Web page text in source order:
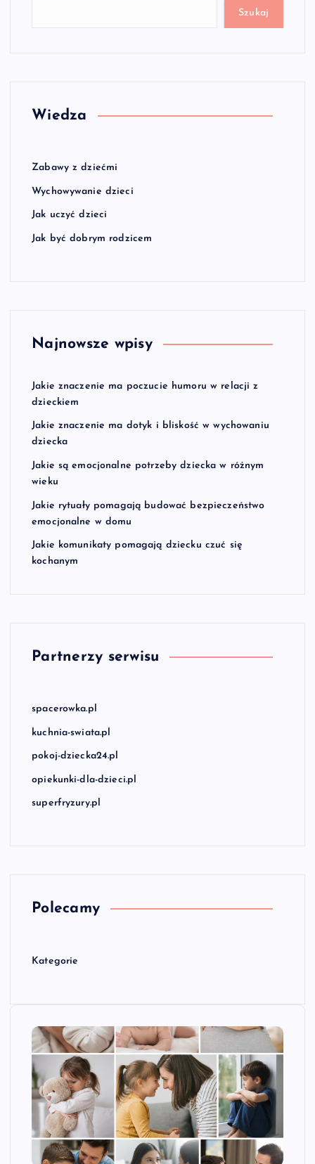
Szukaj
Wiedza
Zabawy z dziećmi
Wychowywanie dzieci
Jak uczyć dzieci
Jak być dobrym rodzicem
Najnowsze wpisy
Jakie znaczenie ma poczucie humoru w relacji z
dzieckiem
Jakie znaczenie ma dotyk i bliskość w wychowaniu
dziecka
Jakie są emocjonalne potrzeby dziecka w różnym
wieku
Jakie rytuały pomagają budować bezpieczeństwo
emocjonalne w domu
Jakie komunikaty pomagają dziecku czuć się
kochanym
Partnerzy serwisu
spacerowka.pl
kuchnia-swiata.pl
pokoj-dziecka24.pl
opiekunki-dla-dzieci.pl
superfryzury.pl
Polecamy
Kategorie